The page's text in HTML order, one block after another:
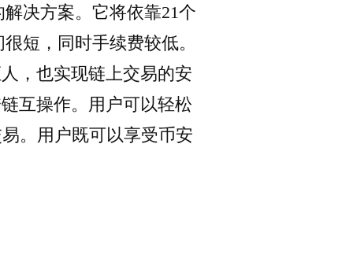
决方案。它将依靠21个
短，同时手续费较低。
，也实现链上交易的安
互操作。用户可以轻松
。用户既可以享受币安